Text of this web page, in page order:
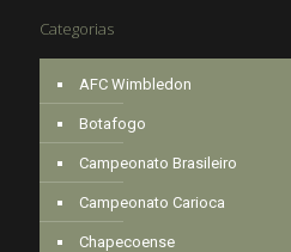
Categorias
AFC Wimbledon
Botafogo
Campeonato Brasileiro
Campeonato Carioca
Chapecoense